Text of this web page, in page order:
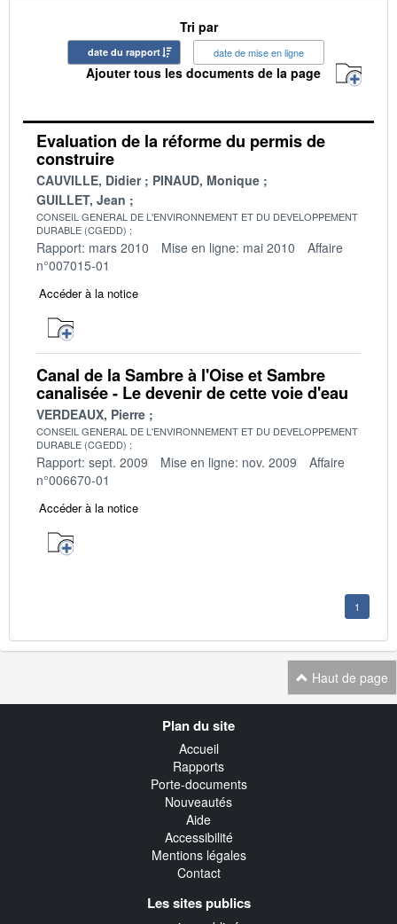
Tri par
date du rapport date de mise en ligne
Ajouter tous les documents de la page
Evaluation de la réforme du permis de
construire
CAUVILLE, Didier
PINAUD, Monique
GUILLET, Jean
CONSEIL GENERAL DE L'ENVIRONNEMENT ET DU DEVELOPPEMENT
DURABLE (CGEDD)
Rapport: mars 2010 Mise en ligne: mai 2010
Affaire
n°007015-01
Accéder à la notice
Canal de la Sambre à l'Oise et Sambre
canalisée - Le devenir de cette voie d'eau
VERDEAUX, Pierre
CONSEIL GENERAL DE L'ENVIRONNEMENT ET DU DEVELOPPEMENT
DURABLE (CGEDD)
Rapport: sept. 2009 Mise en ligne: nov. 2009
Affaire
n°006670-01
Accéder à la notice
1
Haut de page
Plan du site
Accueil
Rapports
Porte-documents
Nouveautés
Aide
Accessibilité
Mentions légales
Contact
Les sites publics